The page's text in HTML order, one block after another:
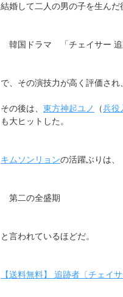
結婚して二人の男の子を生んだ
韓国ドラマ 「チェイサー 追
で、その演技力が高く評価さ
その後は、 東方神起ユノ （兵役
も大ヒットした。
キムソンリョンの活躍ぶりは、
第二の全盛期
と言われているほどだ。
【送料無料】 追跡者〔チェイ